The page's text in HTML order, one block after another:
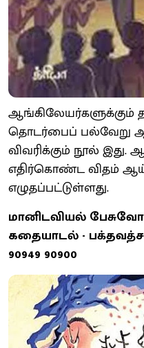
ஆங்கிலேயர்களுக்கும்
தொடர்பைப் பல்வேறு
விவரிக்கும் நூல்
எதிர்கொண்ட விதம்
எழுதப்பட்டுள்ளது.
மானிடவியல்
கதையாடல் -
90949 90900